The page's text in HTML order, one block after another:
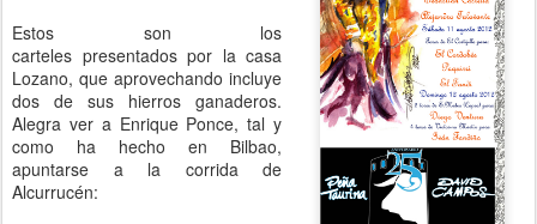
Estos son los
carteles presentados por la casa
Lozano, que aprovechando incluye
dos de sus hierros ganaderos.
Alegra ver a Enrique Ponce, tal y
como ha hecho en Bilbao,
apuntarse a la corrida de
Alcurrucén: